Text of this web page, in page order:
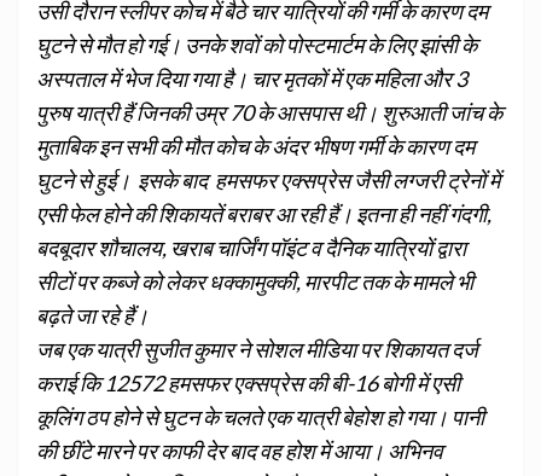
उसी दौरान स्लीपर कोच में बैठे चार यात्रियों की गर्मी के कारण दम
घुटने से मौत हो गई। उनके शवों को पोस्टमार्टम के लिए झांसी के
अस्पताल में भेज दिया गया है। चार मृतकों में एक महिला और 3
पुरुष यात्री हैं जिनकी उम्र 70 के आसपास थी। शुरुआती जांच के
मुताबिक इन सभी की मौत कोच के अंदर भीषण गर्मी के कारण दम
घुटने से हुई। इसके बाद हमसफर एक्सप्रेस जैसी लग्जरी ट्रेनों में
एसी फेल होने की शिकायतें बराबर आ रही हैं। इतना ही नहीं गंदगी,
बदबूदार शौचालय, खराब चार्जिंग पॉइंट व दैनिक यात्रियों द्वारा
सीटों पर कब्जे को लेकर धक्कामुक्की, मारपीट तक के मामले भी
बढ़ते जा रहे हैं।
जब एक यात्री सुजीत कुमार ने सोशल मीडिया पर शिकायत दर्ज
कराई कि 12572 हमसफर एक्सप्रेस की बी-16 बोगी में एसी
कूलिंग ठप होने से घुटन के चलते एक यात्री बेहोश हो गया। पानी
की छींटे मारने पर काफी देर बाद वह होश में आया। अभिनव